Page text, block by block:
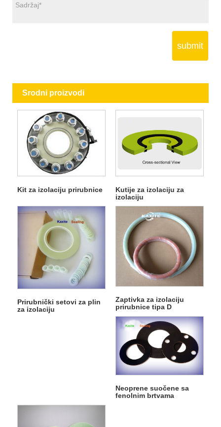
submit
Srodni proizvodi
Kit za izolaciju prirubnice
Kutije za izolaciju za
izolaciju
Prirubnički setovi za plin
za izolaciju
Zaptivka za izolaciju
prirubnice tipa D
Neoprene suočene sa
fenolnim brtvama